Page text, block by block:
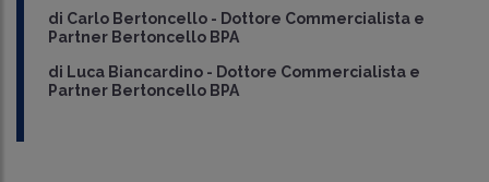
di Carlo Bertoncello - Dottore Commercialista e
Partner Bertoncello BPA
di Luca Biancardino - Dottore Commercialista e
Partner Bertoncello BPA